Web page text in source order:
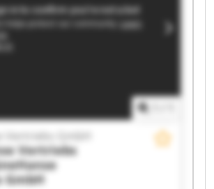
LüneHanse Vertriebs GmbH
GmbH LüneHanse
LüneHanse Vertriebs GmbH
GmbH LüneHanse
Vertriebs GmbH
Vertriebs